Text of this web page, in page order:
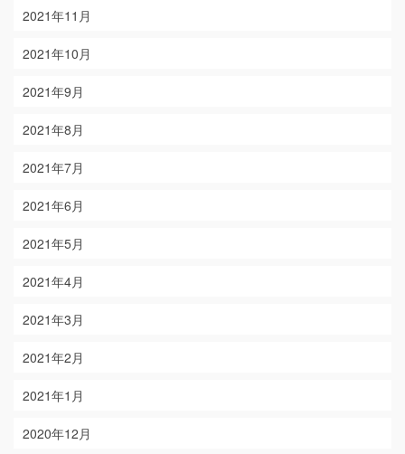
2021年11月
2021年10月
2021年9月
2021年8月
2021年7月
2021年6月
2021年5月
2021年4月
2021年3月
2021年2月
2021年1月
2020年12月